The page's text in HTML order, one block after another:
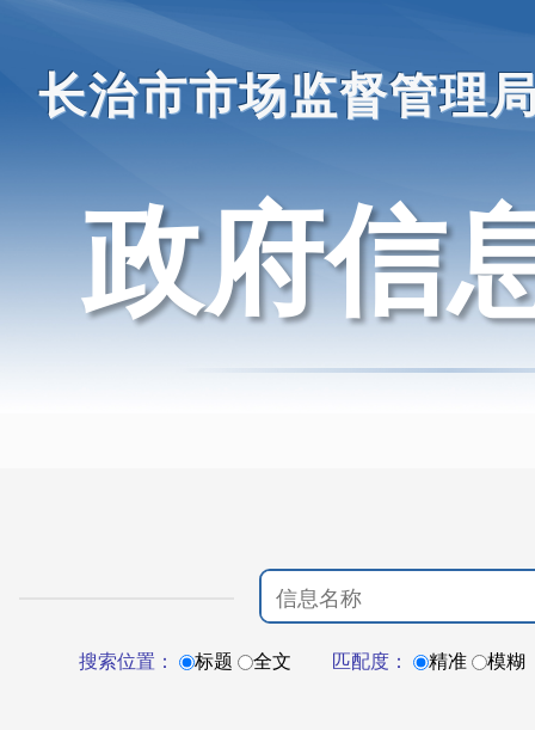
长治市市场监督管理
政府信
搜索位置： 标题 全文 匹配度： 精准 模糊